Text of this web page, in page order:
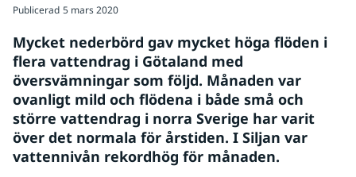
Publicerad 5 mars 2020
Mycket nederbörd gav mycket höga flöden i
flera vattendrag i Götaland med
översvämningar som följd. Månaden var
ovanligt mild och flödena i både små och
större vattendrag i norra Sverige har varit
över det normala för årstiden. I Siljan var
vattennivån rekordhög för månaden.